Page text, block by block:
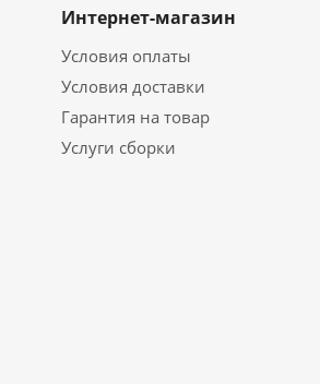
Интернет-магазин
Условия оплаты
Условия доставки
Гарантия на товар
Услуги сборки